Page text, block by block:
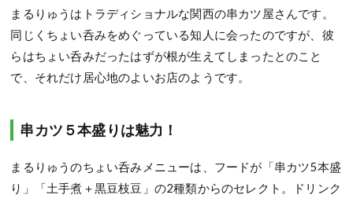
まるりゅうはトラディショナルな関西の串カツ屋さんです。
同じくちょい呑みをめぐっている知人に会ったのですが、彼
らはちょい呑みだったはずが根が生えてしまったとのこと
で、それだけ居心地のよいお店のようです。
串カツ５本盛りは魅力！
まるりゅうのちょい呑みメニューは、フードが「串カツ5本盛
り」「土手煮＋黒豆枝豆」の2種類からのセレクト。ドリンク